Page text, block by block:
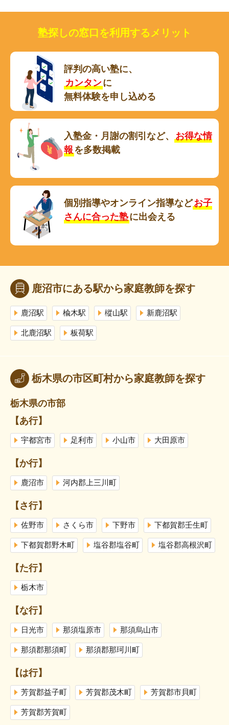
塾探しの窓口を利用するメリット
評判の高い塾に、
カンタンに
無料体験を申し込める
入塾金・月謝の割引など、
お得な情
報を多数掲載
個別指導やオンライン指導などお子
さんに合った塾に出会える
鹿沼市にある駅から家庭教師を探す
鹿沼駅 楡木駅 樅山駅 新鹿沼駅
北鹿沼駅 板荷駅
栃木県の市区町村から家庭教師を探す
栃木県の市部
【あ行】
宇都宮市 足利市 小山市 大田原市
【か行】
鹿沼市 河内郡上三川町
【さ行】
佐野市 さくら市 下野市 下都賀郡壬生町
下都賀郡野木町 塩谷郡塩谷町 塩谷郡高根沢町
【た行】
栃木市
【な行】
日光市 那須塩原市 那須烏山市
那須郡那須町 那須郡那珂川町
【は行】
芳賀郡益子町 芳賀郡茂木町 芳賀郡市貝町
芳賀郡芳賀町